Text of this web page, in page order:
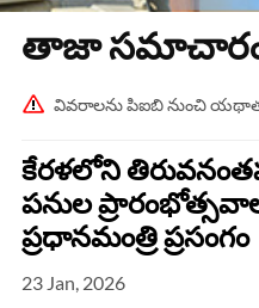
తాజా
వివరాలను పిఐబి నుంచి
కేరళలోని
పనుల
ప్రధానమంత్రి ప్రసంగం
23 Jan, 2026